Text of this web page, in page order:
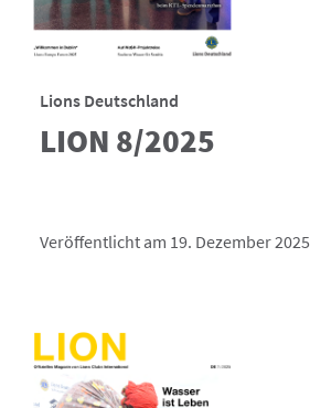
Lions Deutschland
LION 8/2025
Veröffentlicht am 19. Dezember 2025